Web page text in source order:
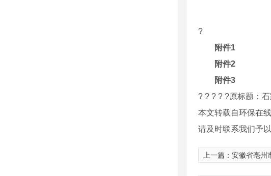
?
附件1
附件2
附件3
? ? ? ? ?原标题：
本文转载自环保在
请及时联系我们予以
上一篇： 安徽省亳州市